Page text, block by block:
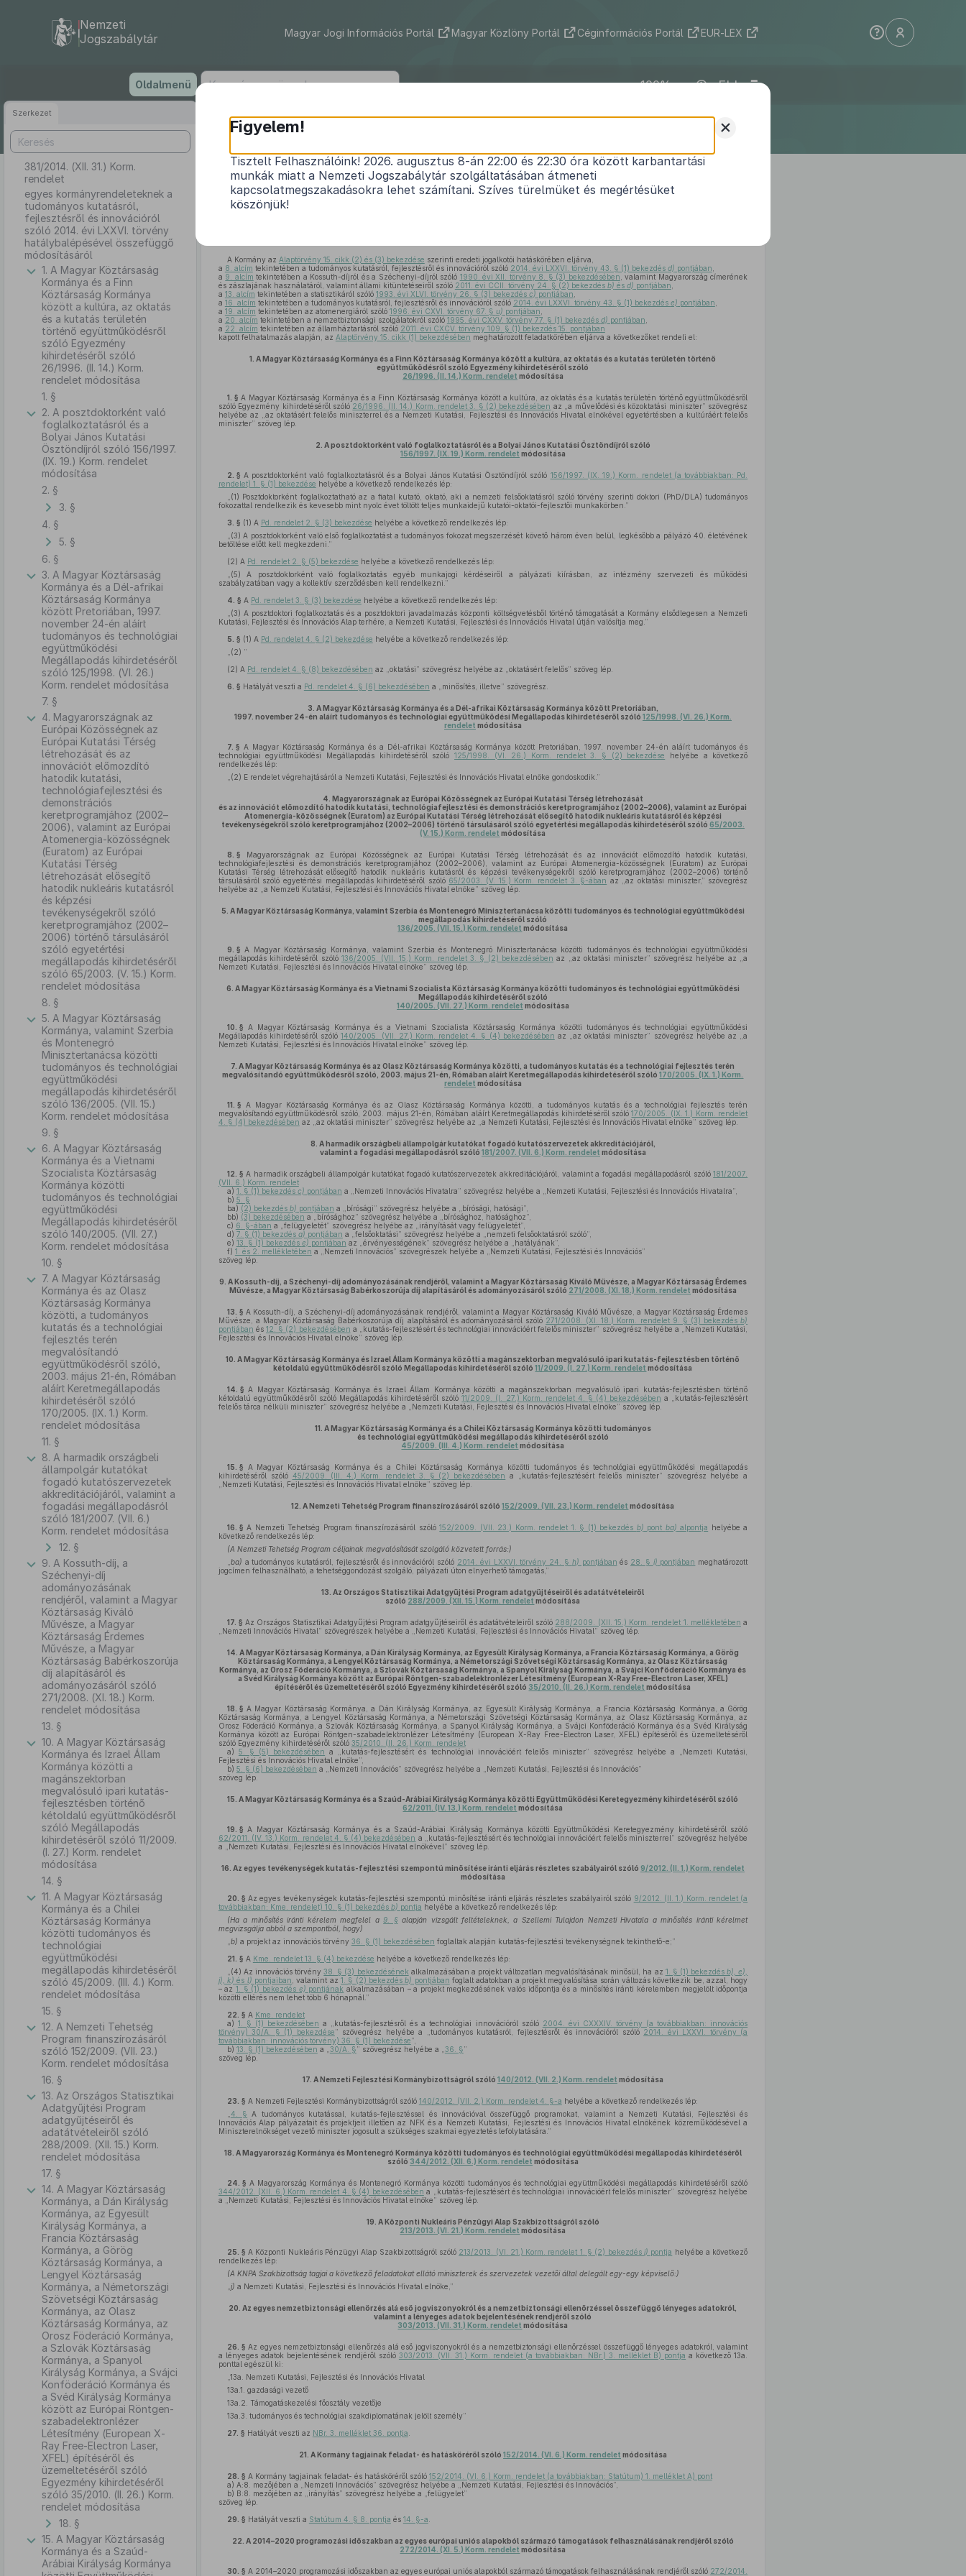
tartalomra
Nemzeti
Jogszabálytár
Magyar Jogi Információs Portál Magyar Közlöny Portál Céginformációs Portál EUR-LEX
Oldalmenü ELI
Szerkezet
381/2014. (XII. 31.) Korm.
rendelet
egyes kormányrendeleteknek a
tudományos kutatásról,
fejlesztésről és innovációról
szóló 2014. évi LXXVI. törvény
hatálybalépésével összefüggő
módosításáról
1. A Magyar Köztársaság
Kormánya és a Finn
Köztársaság Kormánya
között a kultúra, az oktatás
és a kutatás területén
történő együttműködésről
szóló Egyezmény
kihirdetéséről szóló
26/1996. (II. 14.) Korm.
rendelet módosítása
1. §
2. A posztdoktorként való
foglalkoztatásról és a
Bolyai János Kutatási
Ösztöndíjról szóló 156/1997.
(IX. 19.) Korm. rendelet
módosítása
2. §
3. §
4. §
5. §
6. §
3. A Magyar Köztársaság
Kormánya és a Dél-afrikai
Köztársaság Kormánya
között Pretoriában, 1997.
november 24-én aláírt
tudományos és technológiai
együttműködési
Megállapodás kihirdetéséről
szóló 125/1998. (VI. 26.)
Korm. rendelet módosítása
7. §
4. Magyarországnak az
Európai Közösségnek az
Európai Kutatási Térség
létrehozását és az
innovációt előmozdító
hatodik kutatási,
technológiafejlesztési és
demonstrációs
keretprogramjához (2002–
2006), valamint az Európai
Atomenergia-közösségnek
(Euratom) az Európai
Kutatási Térség
létrehozását elősegítő
hatodik nukleáris kutatásról
és képzési
tevékenységekről szóló
keretprogramjához (2002–
2006) történő társulásáról
szóló egyetértési
megállapodás kihirdetéséről
szóló 65/2003. (V. 15.) Korm.
rendelet módosítása
8. §
5. A Magyar Köztársaság
Kormánya, valamint Szerbia
és Montenegró
Minisztertanácsa közötti
tudományos és technológiai
együttműködési
megállapodás kihirdetéséről
szóló 136/2005. (VII. 15.)
Korm. rendelet módosítása
9. §
6. A Magyar Köztársaság
Kormánya és a Vietnami
Szocialista Köztársaság
Kormánya közötti
tudományos és technológiai
együttműködési
Megállapodás kihirdetéséről
szóló 140/2005. (VII. 27.)
Korm. rendelet módosítása
10. §
7. A Magyar Köztársaság
Kormánya és az Olasz
Köztársaság Kormánya
közötti, a tudományos
kutatás és a technológiai
fejlesztés terén
megvalósítandó
együttműködésről szóló,
2003. május 21-én, Rómában
aláírt Keretmegállapodás
kihirdetéséről szóló
170/2005. (IX. 1.) Korm.
rendelet módosítása
11. §
8. A harmadik országbeli
állampolgár kutatókat
fogadó kutatószervezetek
akkreditációjáról, valamint a
fogadási megállapodásról
szóló 181/2007. (VII. 6.)
Korm. rendelet módosítása
12. §
9. A Kossuth-díj, a
Széchenyi-díj
adományozásának
rendjéről, valamint a Magyar
Köztársaság Kiváló
Művésze, a Magyar
Köztársaság Érdemes
Művésze, a Magyar
Köztársaság Babérkoszorúja
díj alapításáról és
adományozásáról szóló
271/2008. (XI. 18.) Korm.
rendelet módosítása
13. §
10. A Magyar Köztársaság
Kormánya és Izrael Állam
Kormánya közötti a
magánszektorban
megvalósuló ipari kutatás-
fejlesztésben történő
kétoldalú együttműködésről
szóló Megállapodás
kihirdetéséről szóló 11/2009.
(I. 27.) Korm. rendelet
módosítása
14. §
11. A Magyar Köztársaság
Kormánya és a Chilei
Köztársaság Kormánya
közötti tudományos és
technológiai
együttműködési
megállapodás kihirdetéséről
szóló 45/2009. (III. 4.) Korm.
rendelet módosítása
15. §
12. A Nemzeti Tehetség
Program finanszírozásáról
szóló 152/2009. (VII. 23.)
Korm. rendelet módosítása
16. §
13. Az Országos Statisztikai
Adatgyűjtési Program
adatgyűjtéseiről és
adatátvételeiről szóló
288/2009. (XII. 15.) Korm.
rendelet módosítása
17. §
14. A Magyar Köztársaság
Kormánya, a Dán Királyság
Kormánya, az Egyesült
Királyság Kormánya, a
Francia Köztársaság
Kormánya, a Görög
Köztársaság Kormánya, a
Lengyel Köztársaság
Kormánya, a Németországi
Szövetségi Köztársaság
Kormánya, az Olasz
Köztársaság Kormánya, az
Orosz Föderáció Kormánya,
a Szlovák Köztársaság
Kormánya, a Spanyol
Királyság Kormánya, a Svájci
Konföderáció Kormánya és
a Svéd Királyság Kormánya
között az Európai Röntgen-
szabadelektronlézer
Létesítmény (European X-
Ray Free-Electron Laser,
XFEL) építéséről és
üzemeltetéséről szóló
Egyezmény kihirdetéséről
szóló 35/2010. (II. 26.) Korm.
rendelet módosítása
18. §
15. A Magyar Köztársaság
Kormánya és a Szaúd-
Arábiai Királyság Kormánya
381/2014. (XII. 31.) Korm. rendelet
egyes kormányrendeleteknek a tudományos kutatásról, fejlesztésről és
innovációról szóló2014. évi LXXVI. törvényhatálybalépésével összefüggő
1
A Kormány az Alaptörvény 15. cikk (2) és (3) bekezdése szerinti eredeti jogalkotói hatáskörében eljárva,
a 8. alcím tekintetében a tudományos kutatásról, fejlesztésről és innovációról szóló 2014. évi LXXVI. törvény 43. § (1) bekezdés d) pontjában
a 9. alcím tekintetében a Kossuth-díjról és a Széchenyi-díjról szóló 1990. évi XII. törvény 8. § (3) bekezdésében , valamint Magyarország címerének
és zászlajának használatáról, valamint állami kitüntetéseiről szóló 2011. évi CCII. törvény 24. § (2) bekezdés b) és d) pontjában
a 13. alcím tekintetében a statisztikáról szóló 1993. évi XLVI. törvény 26. § (3) bekezdés c) pontjában
a 16. alcím tekintetében a tudományos kutatásról, fejlesztésről és innovációról szóló 2014. évi LXXVI. törvény 43. § (1) bekezdés e) pontjában
a 19. alcím tekintetében az atomenergiáról szóló 1996. évi CXVI. törvény 67. § u) pontjában
a 20. alcím tekintetében a nemzetbiztonsági szolgálatokról szóló 1995. évi CXXV. törvény 77. § (1) bekezdés d) pontjában
a 22. alcím tekintetében az államháztartásról szóló 2011. évi CXCV. törvény 109. § (1) bekezdés 15. pontjában
kapott felhatalmazás alapján, az Alaptörvény 15. cikk (1) bekezdésében meghatározott feladatkörében eljárva a következőket rendeli el:
1. A Magyar Köztársaság Kormánya és a Finn Köztársaság Kormánya között a kultúra, az oktatás és a kutatás területén történő
együttműködésről szóló Egyezmény kihirdetéséről szóló
26/1996. (II. 14.) Korm. rendelet módosítása
1. § A Magyar Köztársaság Kormánya és a Finn Köztársaság Kormánya között a kultúra, az oktatás és a kutatás területén történő együttműködésről
szóló Egyezmény kihirdetéséről szóló 26/1996. (II. 14.) Korm. rendelet 3. § (2) bekezdésében az „a művelődési és közoktatási miniszter” szövegrész
helyébe az „az oktatásért felelős miniszterrel és a Nemzeti Kutatási, Fejlesztési és Innovációs Hivatal elnökével egyetértésben a kultúráért felelős
miniszter” szöveg lép.
2. A posztdoktorként való foglalkoztatásról és a Bolyai János Kutatási Ösztöndíjról szóló
156/1997. (IX. 19.) Korm. rendelet módosítása
2. § A posztdoktorként való foglalkoztatásról és a Bolyai János Kutatási Ösztöndíjról szóló 156/1997. (IX. 19.) Korm. rendelet (a továbbiakban: Pd.
rendelet) 1. § (1) bekezdése helyébe a következő rendelkezés lép:
„(1) Posztdoktorként foglalkoztatható az a fiatal kutató, oktató, aki a nemzeti felsőoktatásról szóló törvény szerinti doktori (PhD/DLA) tudományos
fokozattal rendelkezik és kevesebb mint nyolc évet töltött teljes munkaidejű kutatói-oktatói-fejlesztői munkakörben.”
3. § (1) A Pd. rendelet 2. § (3) bekezdése helyébe a következő rendelkezés lép:
„(3) A posztdoktorként való első foglalkoztatást a tudományos fokozat megszerzését követő három éven belül, legkésőbb a pályázó 40. életévének
betöltése előtt kell megkezdeni.”
(2) A Pd. rendelet 2. § (5) bekezdése helyébe a következő rendelkezés lép:
„(5) A posztdoktorként való foglalkoztatás egyéb munkajogi kérdéseiről a pályázati kiírásban, az intézmény szervezeti és működési
szabályzatában vagy a kollektív szerződésben kell rendelkezni.”
4. § A Pd. rendelet 3. § (3) bekezdése helyébe a következő rendelkezés lép:
„(3) A posztdoktori foglalkoztatás és a posztdoktori javadalmazás központi költségvetésből történő támogatását a Kormány elsődlegesen a Nemzeti
Kutatási, Fejlesztési és Innovációs Alap terhére, a Nemzeti Kutatási, Fejlesztési és Innovációs Hivatal útján valósítja meg.”
5. § (1) A Pd. rendelet 4. § (2) bekezdése helyébe a következő rendelkezés lép:
„(2) ”
(2) A Pd. rendelet 4. § (8) bekezdésében az „oktatási” szövegrész helyébe az „oktatásért felelős” szöveg lép.
6. § Hatályát veszti a Pd. rendelet 4. § (6) bekezdésében a „minősítés, illetve” szövegrész.
3. A Magyar Köztársaság Kormánya és a Dél-afrikai Köztársaság Kormánya között Pretoriában,
1997. november 24-én aláírt tudományos és technológiai együttműködési Megállapodás kihirdetéséről szóló 125/1998. (VI. 26.) Korm.
rendelet módosítása
7. § A Magyar Köztársaság Kormánya és a Dél-afrikai Köztársaság Kormánya között Pretoriában, 1997. november 24-én aláírt tudományos és
technológiai együttműködési Megállapodás kihirdetéséről szóló125/1998. (VI. 26.) Korm. rendelet 3. § (2) bekezdése
helyébe a következő
rendelkezés lép:
„(2) E rendelet végrehajtásáról a Nemzeti Kutatási, Fejlesztési és Innovációs Hivatal elnöke gondoskodik.”
4. Magyarországnak az Európai Közösségnek az Európai Kutatási Térség létrehozását
és az innovációt előmozdító hatodik kutatási, technológiafejlesztési és demonstrációs keretprogramjához (2002–2006), valamint az Európai
Atomenergia-közösségnek (Euratom) az Európai Kutatási Térség létrehozását elősegítő hatodik nukleáris kutatásról és képzési
tevékenységekről szóló keretprogramjához (2002–2006) történő társulásáról szóló egyetértési megállapodás kihirdetéséről szóló 65/2003.
(V. 15.) Korm. rendelet módosítása
8. § Magyarországnak az Európai Közösségnek az Európai Kutatási Térség létrehozását és az innovációt előmozdító hatodik kutatási,
technológiafejlesztési és demonstrációs keretprogramjához (2002–2006), valamint az Európai Atomenergia-közösségnek (Euratom) az Európai
Kutatási Térség létrehozását elősegítő hatodik nukleáris kutatásról és képzési tevékenységekről szóló keretprogramjához (2002–2006) történő
társulásáról szóló egyetértési megállapodás kihirdetéséről szóló 65/2003. (V. 15.) Korm. rendelet 3. §-ában az „az oktatási miniszter,” szövegrész
helyébe az „a Nemzeti Kutatási, Fejlesztési és Innovációs Hivatal elnöke” szöveg lép.
5. A Magyar Köztársaság Kormánya, valamint Szerbia és Montenegró Minisztertanácsa közötti tudományos és technológiai együttműködési
megállapodás kihirdetéséről szóló
136/2005. (VII. 15.) Korm. rendelet módosítása
9. § A Magyar Köztársaság Kormánya, valamint Szerbia és Montenegró Minisztertanácsa közötti tudományos és technológiai együttműködési
megállapodás kihirdetéséről szóló 136/2005. (VII. 15.) Korm. rendelet 3. § (2) bekezdésében az „az oktatási miniszter” szövegrész helyébe az „a
Nemzeti Kutatási, Fejlesztési és Innovációs Hivatal elnöke” szöveg lép.
6. A Magyar Köztársaság Kormánya és a Vietnami Szocialista Köztársaság Kormánya közötti tudományos és technológiai együttműködési
Megállapodás kihirdetéséről szóló
140/2005. (VII. 27.) Korm. rendelet módosítása
10. § A Magyar Köztársaság Kormánya és a Vietnami Szocialista Köztársaság Kormánya közötti tudományos és technológiai együttműködési
Megállapodás kihirdetéséről szóló140/2005. (VII. 27.) Korm. rendelet 4. § (4) bekezdésében az „az oktatási miniszter” szövegrész helyébe az „a
Nemzeti Kutatási, Fejlesztési és Innovációs Hivatal elnöke” szöveg lép.
7. A Magyar Köztársaság Kormánya és az Olasz Köztársaság Kormánya közötti, a tudományos kutatás és a technológiai fejlesztés terén
megvalósítandó együttműködésről szóló, 2003. május 21-én, Rómában aláírt Keretmegállapodás kihirdetéséről szóló170/2005. (IX. 1.) Korm.
rendelet módosítása
11. § A Magyar Köztársaság Kormánya és az Olasz Köztársaság Kormánya közötti, a tudományos kutatás és a technológiai fejlesztés terén
megvalósítandó együttműködésről szóló, 2003. május 21-én, Rómában aláírt Keretmegállapodás kihirdetéséről szóló170/2005. (IX. 1.) Korm. rendelet
4. § (4) bekezdésében az „az oktatási miniszter” szövegrész helyébe az „a Nemzeti Kutatási, Fejlesztési és Innovációs Hivatal elnöke” szöveg lép.
8. A harmadik országbeli állampolgár kutatókat fogadó kutatószervezetek akkreditációjáról,
valamint a fogadási megállapodásról szóló 181/2007. (VII. 6.) Korm. rendelet módosítása
12. § A harmadik országbeli állampolgár kutatókat fogadó kutatószervezetek akkreditációjáról, valamint a fogadási megállapodásról szóló181/2007.
(VII. 6.) Korm. rendelet
a) 1. § (1) bekezdés c) pontjában a „Nemzeti Innovációs Hivatalra” szövegrész helyébe a „Nemzeti Kutatási, Fejlesztési és Innovációs Hivatalra”,
b) 5. §
ba) (2) bekezdés b) pontjában a „bírósági” szövegrész helyébe a „bírósági, hatósági”,
bb) (3) bekezdésében a „bírósághoz” szövegrész helyébe a „bírósághoz, hatósághoz”,
c) 6. §-ában a „felügyeletét” szövegrész helyébe az „irányítását vagy felügyeletét”,
d) 7. § (1) bekezdés a) pontjában a „felsőoktatási” szövegrész helyébe a „nemzeti felsőoktatásról szóló”,
e) 13. § (1) bekezdés e) pontjában az „érvényességének” szövegrész helyébe a „hatályának”,
f) 1. és 2. mellékletében a „Nemzeti Innovációs” szövegrészek helyébe a „Nemzeti Kutatási, Fejlesztési és Innovációs”
szöveg lép.
9. A Kossuth-díj, a Széchenyi-díj adományozásának rendjéről, valamint a Magyar Köztársaság Kiváló Művésze, a Magyar Köztársaság Érdemes
Művésze, a Magyar Köztársaság Babérkoszorúja díj alapításáról és adományozásáról szóló 271/2008. (XI. 18.) Korm. rendelet módosítása
13. § A Kossuth-díj, a Széchenyi-díj adományozásának rendjéről, valamint a Magyar Köztársaság Kiváló Művésze, a Magyar Köztársaság Érdemes
Művésze, a Magyar Köztársaság Babérkoszorúja díj alapításáról és adományozásáról szóló 271/2008. (XI. 18.) Korm. rendelet 9. § (3) bekezdésb)
pontjában és12. § (2) bekezdésében a „kutatás-fejlesztésért és technológiai innovációért felelős miniszter” szövegrész helyébe a „Nemzeti Kutatási,
Fejlesztési és Innovációs Hivatal elnöke” szöveg lép.
10. A Magyar Köztársaság Kormánya és Izrael Állam Kormánya közötti a magánszektorban megvalósuló ipari kutatás-fejlesztésben történő
kétoldalú együttműködésről szóló Megállapodás kihirdetéséről szóló11/2009. (I. 27.) Korm. rendelet módosítása
14. § A Magyar Köztársaság Kormánya és Izrael Állam Kormánya közötti a magánszektorban megvalósuló ipari kutatás-fejlesztésben történő
kétoldalú együttműködésről szóló Megállapodás kihirdetéséről szóló11/2009. (I. 27.) Korm. rendelet 4. § (4) bekezdésében a „kutatás-fejlesztésért
felelős tárca nélküli miniszter” szövegrész helyébe a „Nemzeti Kutatási, Fejlesztési és Innovációs Hivatal elnöke” szöveg lép.
11. A Magyar Köztársaság Kormánya és a Chilei Köztársaság Kormánya közötti tudományos
és technológiai együttműködési megállapodás kihirdetéséről szóló
45/2009. (III. 4.) Korm. rendelet módosítása
15. § A Magyar Köztársaság Kormánya és a Chilei Köztársaság Kormánya közötti tudományos és technológiai együttműködési megállapodás
kihirdetéséről szóló 45/2009. (III. 4.) Korm. rendelet 3. § (2) bekezdésében a „kutatás-fejlesztésért felelős miniszter” szövegrész helyébe a
„Nemzeti Kutatási, Fejlesztési és Innovációs Hivatal elnöke” szöveg lép.
12. A Nemzeti Tehetség Program finanszírozásáról szóló152/2009. (VII. 23.) Korm. rendelet módosítása
16. § A Nemzeti Tehetség Program finanszírozásáról szóló152/2009. (VII. 23.) Korm. rendelet 1. § (1) bekezdés b) pont ba) alpontja helyébe a
következő rendelkezés lép:
(A Nemzeti Tehetség Program céljainak megvalósítását szolgáló közvetett forrás:)
ba) a tudományos kutatásról, fejlesztésről és innovációról szóló 2014. évi LXXVI. törvény 24. § h) pontjában és 28. § i) pontjában meghatározott
jogcímen felhasználható, a tehetséggondozást szolgáló, pályázati úton elnyerhető támogatás,”
13. Az Országos Statisztikai Adatgyűjtési Program adatgyűjtéseiről és adatátvételeiről
szóló 288/2009. (XII. 15.) Korm. rendelet módosítása
17. § Az Országos Statisztikai Adatgyűjtési Program adatgyűjtéseiről és adatátvételeiről szóló 288/2009. (XII. 15.) Korm. rendelet 1. mellékletében a
„Nemzeti Innovációs Hivatal” szövegrészek helyébe a „Nemzeti Kutatási, Fejlesztési és Innovációs Hivatal” szöveg lép.
14. A Magyar Köztársaság Kormánya, a Dán Királyság Kormánya, az Egyesült Királyság Kormánya, a Francia Köztársaság Kormánya, a Görög
Köztársaság Kormánya, a Lengyel Köztársaság Kormánya, a Németországi Szövetségi Köztársaság Kormánya, az Olasz Köztársaság
Kormánya, az Orosz Föderáció Kormánya, a Szlovák Köztársaság Kormánya, a Spanyol Királyság Kormánya, a Svájci Konföderáció Kormánya és
a Svéd Királyság Kormánya között az Európai Röntgen-szabadelektronlézer Létesítmény (European X-Ray Free-Electron Laser, XFEL)
építéséről és üzemeltetéséről szóló Egyezmény kihirdetéséről szóló 35/2010. (II. 26.) Korm. rendelet módosítása
18. § A Magyar Köztársaság Kormánya, a Dán Királyság Kormánya, az Egyesült Királyság Kormánya, a Francia Köztársaság Kormánya, a Görög
Köztársaság Kormánya, a Lengyel Köztársaság Kormánya, a Németországi Szövetségi Köztársaság Kormánya, az Olasz Köztársaság Kormánya, az
Orosz Föderáció Kormánya, a Szlovák Köztársaság Kormánya, a Spanyol Királyság Kormánya, a Svájci Konföderáció Kormánya és a Svéd Királyság
Kormánya között az Európai Röntgen-szabadelektronlézer Létesítmény (European X-Ray Free-Electron Laser, XFEL) építéséről és üzemeltetéséről
szóló Egyezmény kihirdetéséről szóló 35/2010. (II. 26.) Korm. rendelet
a) 5. § (5) bekezdésében a „kutatás-fejlesztésért és technológiai innovációért felelős miniszter” szövegrész helyébe a „Nemzeti Kutatási,
Fejlesztési és Innovációs Hivatal elnöke”,
b) 5. § (6) bekezdésében a „Nemzeti Innovációs” szövegrész helyébe a „Nemzeti Kutatási, Fejlesztési és Innovációs”
szöveg lép.
15. A Magyar Köztársaság Kormánya és a Szaúd-Arábiai Királyság Kormánya közötti Együttműködési Keretegyezmény kihirdetéséről szóló
62/2011. (IV. 13.) Korm. rendelet módosítása
19. § A Magyar Köztársaság Kormánya és a Szaúd-Arábiai Királyság Kormánya közötti Együttműködési Keretegyezmény kihirdetéséről szóló
62/2011. (IV. 13.) Korm. rendelet 4. § (4) bekezdésében a „kutatás-fejlesztésért és technológiai innovációért felelős miniszterrel” szövegrész helyébe
a „Nemzeti Kutatási, Fejlesztési és Innovációs Hivatal elnökével” szöveg lép.
16. Az egyes tevékenységek kutatás-fejlesztési szempontú minősítése iránti eljárás részletes szabályairól szóló 9/2012. (II. 1.) Korm. rendelet
módosítása
20. § Az egyes tevékenységek kutatás-fejlesztési szempontú minősítése iránti eljárás részletes szabályairól szóló 9/2012. (II. 1.) Korm. rendelet (a
továbbiakban: Kme. rendelet) 10. § (1) bekezdés b) pontja helyébe a következő rendelkezés lép:
(Ha a minősítés iránti kérelem megfelel a9. § alapján vizsgált feltételeknek, a Szellemi Tulajdon Nemzeti Hivatala a minősítés iránti kérelmet
megvizsgálja abból a szempontból, hogy)
b) a projekt az innovációs törvény 36. § (1) bekezdésében foglaltak alapján kutatás-fejlesztési tevékenységnek tekinthető-e;”
21. § A Kme. rendelet 13. § (4) bekezdése helyébe a következő rendelkezés lép:
„(4) Az innovációs törvény38. § (3) bekezdésének alkalmazásában a projekt változatlan megvalósításának minősül, ha az 1. § (1) bekezdésb), e),
j), k) és l) pontjaiban , valamint az1. § (2) bekezdésb) pontjában foglalt adatokban a projekt megvalósítása során változás következik be, azzal, hogy
– az1. § (1) bekezdés e) pontjának alkalmazásában – a projekt megkezdésének valós időpontja és a minősítés iránti kérelemben megjelölt időpontja
közötti eltérés nem lehet több 6 hónapnál.”
22. § A Kme. rendelet
a) 1. § (1) bekezdésében a „kutatás-fejlesztésről és a technológiai innovációról szóló 2004. évi CXXXIV. törvény (a továbbiakban: innovációs
törvény) 30/A. § (1) bekezdése” szövegrész helyébe a „tudományos kutatásról, fejlesztésről és innovációról szóló 2014. évi LXXVI. törvény (a
továbbiakban: innovációs törvény) 36. § (1) bekezdése”,
b) 13. § (1) bekezdésében a „ 30/A. §” szövegrész helyébe a „ 36. §”
szöveg lép.
17. A Nemzeti Fejlesztési Kormánybizottságról szóló 140/2012. (VII. 2.) Korm. rendelet módosítása
23. § A Nemzeti Fejlesztési Kormánybizottságról szóló 140/2012. (VII. 2.) Korm. rendelet 4. §-a helyébe a következő rendelkezés lép:
4. § A tudományos kutatással, kutatás-fejlesztéssel és innovációval összefüggő programokat, valamint a Nemzeti Kutatási, Fejlesztési és
Innovációs Alap pályázatait és projektjeit illetően az NFK és a Nemzeti Kutatási, Fejlesztési és Innovációs Hivatal elnökének közreműködésével a
Miniszterelnökséget vezető miniszter jogosult a szükséges szakmai egyeztetés lefolytatására.”
18. A Magyarország Kormánya és Montenegró Kormánya közötti tudományos és technológiai együttműködési megállapodás kihirdetéséről
szóló 344/2012. (XII. 6.) Korm. rendelet módosítása
24. § A Magyarország Kormánya és Montenegró Kormánya közötti tudományos és technológiai együttműködési megállapodás kihirdetéséről szóló
344/2012. (XII. 6.) Korm. rendelet 4. § (4) bekezdésében a „kutatás-fejlesztésért és technológiai innovációért felelős miniszter” szövegrész helyébe
a „Nemzeti Kutatási, Fejlesztési és Innovációs Hivatal elnöke” szöveg lép.
19. A Központi Nukleáris Pénzügyi Alap Szakbizottságról szóló
213/2013. (VI. 21.) Korm. rendelet módosítása
25. § A Központi Nukleáris Pénzügyi Alap Szakbizottságról szóló 213/2013. (VI. 21.) Korm. rendelet 1. § (2) bekezdés j) pontja helyébe a következő
rendelkezés lép:
(A KNPA Szakbizottság tagjai a következő feladatokat ellátó miniszterek és szervezetek vezetői által delegált egy-egy képviselő:)
j) a Nemzeti Kutatási, Fejlesztési és Innovációs Hivatal elnöke,”
20. Az egyes nemzetbiztonsági ellenőrzés alá eső jogviszonyokról és a nemzetbiztonsági ellenőrzéssel összefüggő lényeges adatokról,
valamint a lényeges adatok bejelentésének rendjéről szóló
303/2013. (VII. 31.) Korm. rendelet módosítása
26. § Az egyes nemzetbiztonsági ellenőrzés alá eső jogviszonyokról és a nemzetbiztonsági ellenőrzéssel összefüggő lényeges adatokról, valamint
a lényeges adatok bejelentésének rendjéről szóló 303/2013. (VII. 31.) Korm. rendelet (a továbbiakban: NBr.) 3. melléklet B) pontja a következő 13a.
ponttal egészül ki:
„13a. Nemzeti Kutatási, Fejlesztési és Innovációs Hivatal
13a.1. gazdasági vezető
13a.2. Támogatáskezelési főosztály vezetője
13a.3. tudományos és technológiai szakdiplomatának jelölt személy”
27. § Hatályát veszti az NBr. 3. melléklet 36. pontja
21. A Kormány tagjainak feladat- és hatásköréről szóló 152/2014. (VI. 6.) Korm. rendelet módosítása
28. § A Kormány tagjainak feladat- és hatásköréről szóló 152/2014. (VI. 6.) Korm. rendelet (a továbbiakban: Statútum) 1. melléklet A) pont
a) A:8. mezőjében a „Nemzeti Innovációs” szövegrész helyébe a „Nemzeti Kutatási, Fejlesztési és Innovációs”,
b) B:8. mezőjében az „irányítás” szövegrész helyébe a „felügyelet”
szöveg lép.
29. § Hatályát veszti a Statútum 4. § 8. pontja és 14. §-a
22. A 2014–2020 programozási időszakban az egyes európai uniós alapokból származó támogatások felhasználásának rendjéről szóló
272/2014. (XI. 5.) Korm. rendelet módosítása
30. § A 2014–2020 programozási időszakban az egyes európai uniós alapokból származó támogatások felhasználásának rendjéről szóló 272/2014.
+
Figyelem!
Tisztelt Felhasználóink! 2026. augusztus 8-án 22:00 és 22:30 óra között karbantartási
munkák miatt a Nemzeti Jogszabálytár szolgáltatásában átmeneti
kapcsolatmegszakadásokra lehet számítani. Szíves türelmüket és megértésüket
köszönjük!